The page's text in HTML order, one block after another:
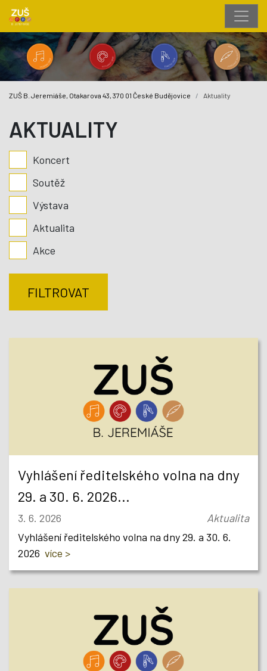
ZUŠ B. Jeremiáše, Otakarova 43, 370 01 České Budějovice Aktuality
AKTUALITY
Koncert
Soutěž
Výstava
Aktualita
Akce
FILTROVAT
Vyhlášení ředitelského volna na dny
29. a 30. 6. 2026...
3. 6. 2026
Aktualita
Vyhlášení ředitelského volna na dny 29. a 30. 6.
2026 více >